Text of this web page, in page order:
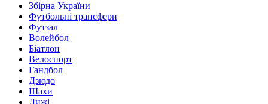
Збірна України
Футбольні трансфери
Футзал
Волейбол
Біатлон
Велоспорт
Гандбол
Дзюдо
Шахи